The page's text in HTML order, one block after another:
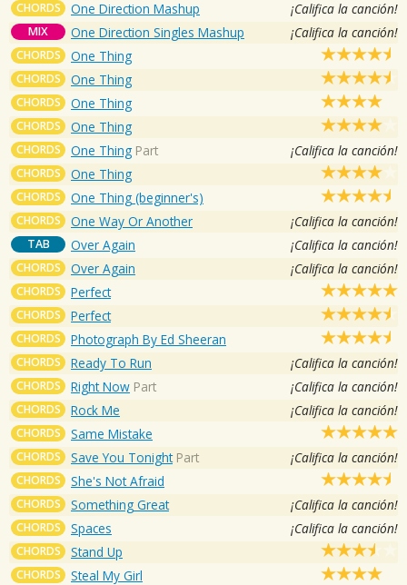
CHORDS One Direction Mashup ¡Califica la canción!
MIX One Direction Singles Mashup ¡Califica la canción!
CHORDS One Thing
CHORDS One Thing
CHORDS One Thing
CHORDS One Thing
CHORDS One Thing Part ¡Califica la canción!
CHORDS One Thing
CHORDS One Thing (beginner's)
CHORDS One Way Or Another ¡Califica la canción!
TAB Over Again ¡Califica la canción!
CHORDS Over Again ¡Califica la canción!
CHORDS Perfect
CHORDS Perfect
CHORDS Photograph By Ed Sheeran
CHORDS Ready To Run ¡Califica la canción!
CHORDS Right Now Part ¡Califica la canción!
CHORDS Rock Me ¡Califica la canción!
CHORDS Same Mistake
CHORDS Save You Tonight Part ¡Califica la canción!
CHORDS She's Not Afraid
CHORDS Something Great ¡Califica la canción!
CHORDS Spaces ¡Califica la canción!
CHORDS Stand Up
CHORDS Steal My Girl